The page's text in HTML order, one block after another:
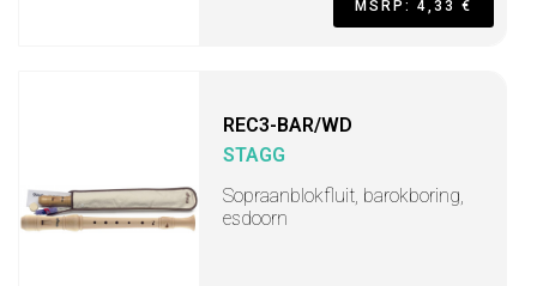
MSRP: 4,33 €
REC3-BAR/WD
STAGG
Sopraanblokfluit, barokboring,
esdoorn